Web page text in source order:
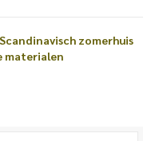
zomerhuis
materialen